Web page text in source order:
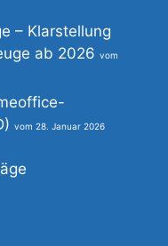
– Klarstellung
ab 2026
28. Januar 2026